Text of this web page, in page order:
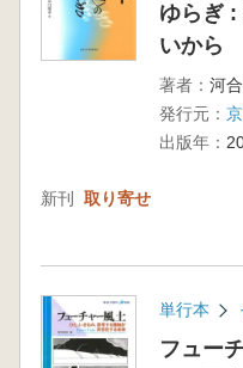
ゆらぎ :
いから
著者： 河
発行元：
出版年：
新刊 取り寄せ
単行本
フュー